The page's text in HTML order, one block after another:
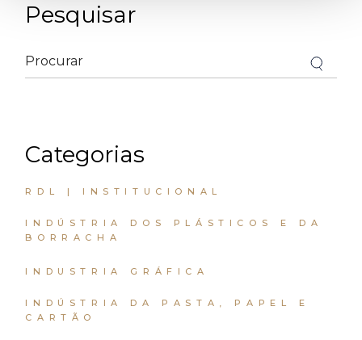
Pesquisar
Categorias
RDL | INSTITUCIONAL
INDÚSTRIA DOS PLÁSTICOS E DA
BORRACHA
INDUSTRIA GRÁFICA
INDÚSTRIA DA PASTA, PAPEL E
CARTÃO